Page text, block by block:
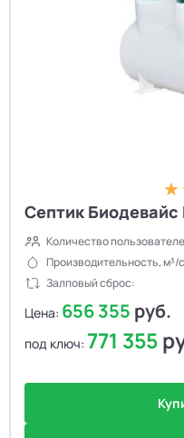
Септик
Количество
Производительность, м³/
Залповый сброс:
Цена: 656 355 руб.
под ключ: 771 355